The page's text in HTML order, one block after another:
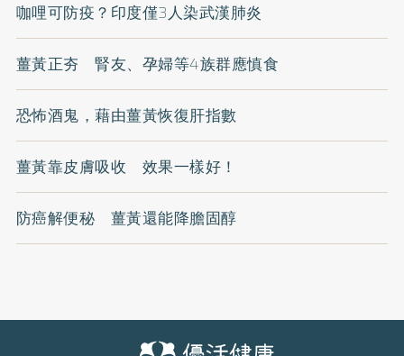
咖哩可防疫？印度僅3人染武漢肺炎
薑黃正夯 腎友、孕婦等4族群應慎食
恐怖酒鬼，藉由薑黃恢復肝指數
薑黃靠皮膚吸收 效果一樣好！
防癌解便秘 薑黃還能降膽固醇